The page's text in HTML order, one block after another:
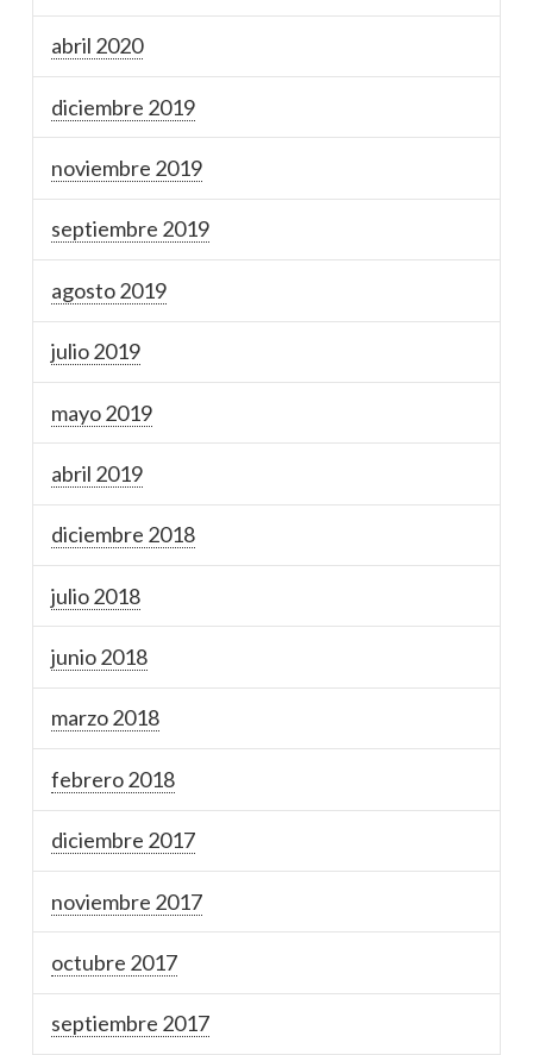
abril 2020
diciembre 2019
noviembre 2019
septiembre 2019
agosto 2019
julio 2019
mayo 2019
abril 2019
diciembre 2018
julio 2018
junio 2018
marzo 2018
febrero 2018
diciembre 2017
noviembre 2017
octubre 2017
septiembre 2017